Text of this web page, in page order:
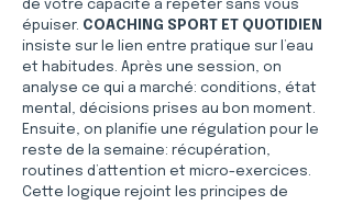
de votre capacité à répéter sans vous
épuiser. COACHING SPORT ET QUOTIDIEN
insiste sur le lien entre pratique sur l’eau
et habitudes. Après une session, on
analyse ce qui a marché: conditions, état
mental, décisions prises au bon moment.
Ensuite, on planifie une régulation pour le
reste de la semaine: récupération,
routines d’attention et micro-exercices.
Cette logique rejoint les principes de